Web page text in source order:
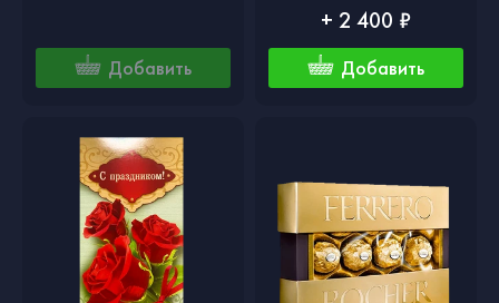
Добавить
+ 2 400 ₽
Добавить